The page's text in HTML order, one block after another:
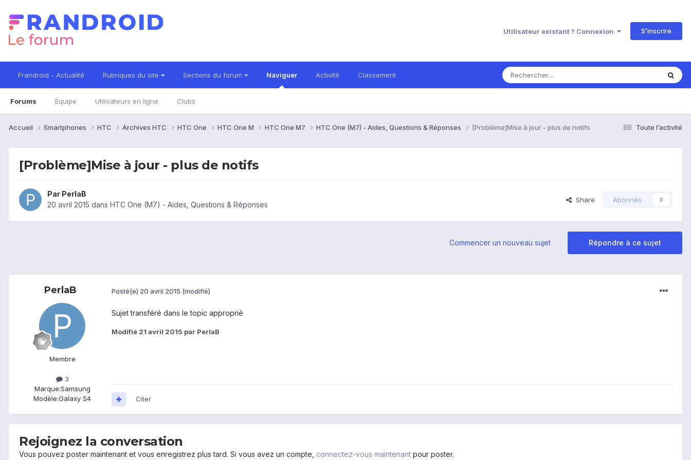
Utilisateur existant ? Connexion S’inscrire
Frandroid - Actualité Rubriques du site Sections du forum Naviguer
Forums Équipe Utilisateurs en ligne Clubs
Activité Classement
Toute l’activité
Accueil Smartphones HTC Archives HTC HTC One HTC One M HTC One M7 HTC One (M7) - Aides, Questions & Réponses [Problème]Mise à jour - plus de notifs
[Problème]Mise à jour - plus de notifs
Par PerlaB
20 avril 2015 dans HTC One (M7) - Aides, Questions & Réponses
Share Abonnés 0
Répondre à ce sujet
Commencer un nouveau sujet
PerlaB
Membre
3
Marque:Samsung
Modèle:Galaxy S4
Posté(e) 20 avril 2015 (modifié)
Sujet transféré dans le topic approprié
Modifié 21 avril 2015 par PerlaB
Citer
Rejoignez la conversation
Vous pouvez poster maintenant et vous enregistrez plus tard. Si vous avez un compte, connectez-vous maintenant pour poster.